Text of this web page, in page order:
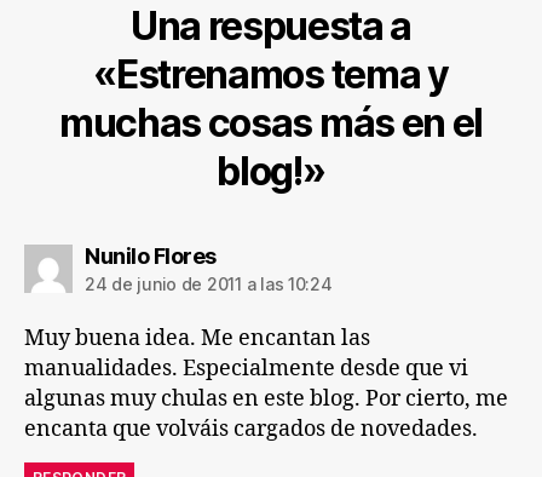
Una respuesta a
«Estrenamos tema y
muchas cosas más en el
blog!»
Nunilo Floresdice:
24 de junio de 2011 a las 10:24
Muy buena idea. Me encantan las
manualidades. Especialmente desde que vi
algunas muy chulas en este blog. Por cierto, me
encanta que volváis cargados de novedades.